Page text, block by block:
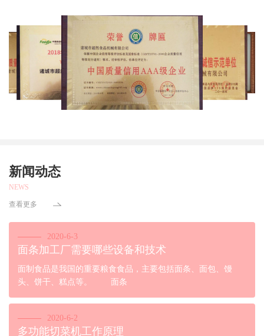
新闻动态
NEWS
查看更多
2020-6-3
面条加工厂需要哪些设备和技术
面制食品是我国的重要粮食食品，主要包括面条、面包、馒
头、饼干、糕点等。 面条
2020-6-2
多功能切菜机工作原理